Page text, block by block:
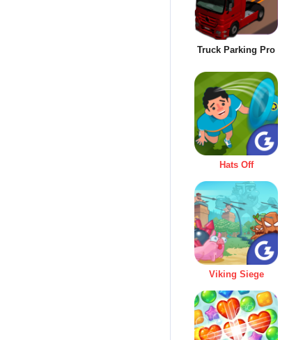
Truck Parking Pro
Hats Off
Viking Siege